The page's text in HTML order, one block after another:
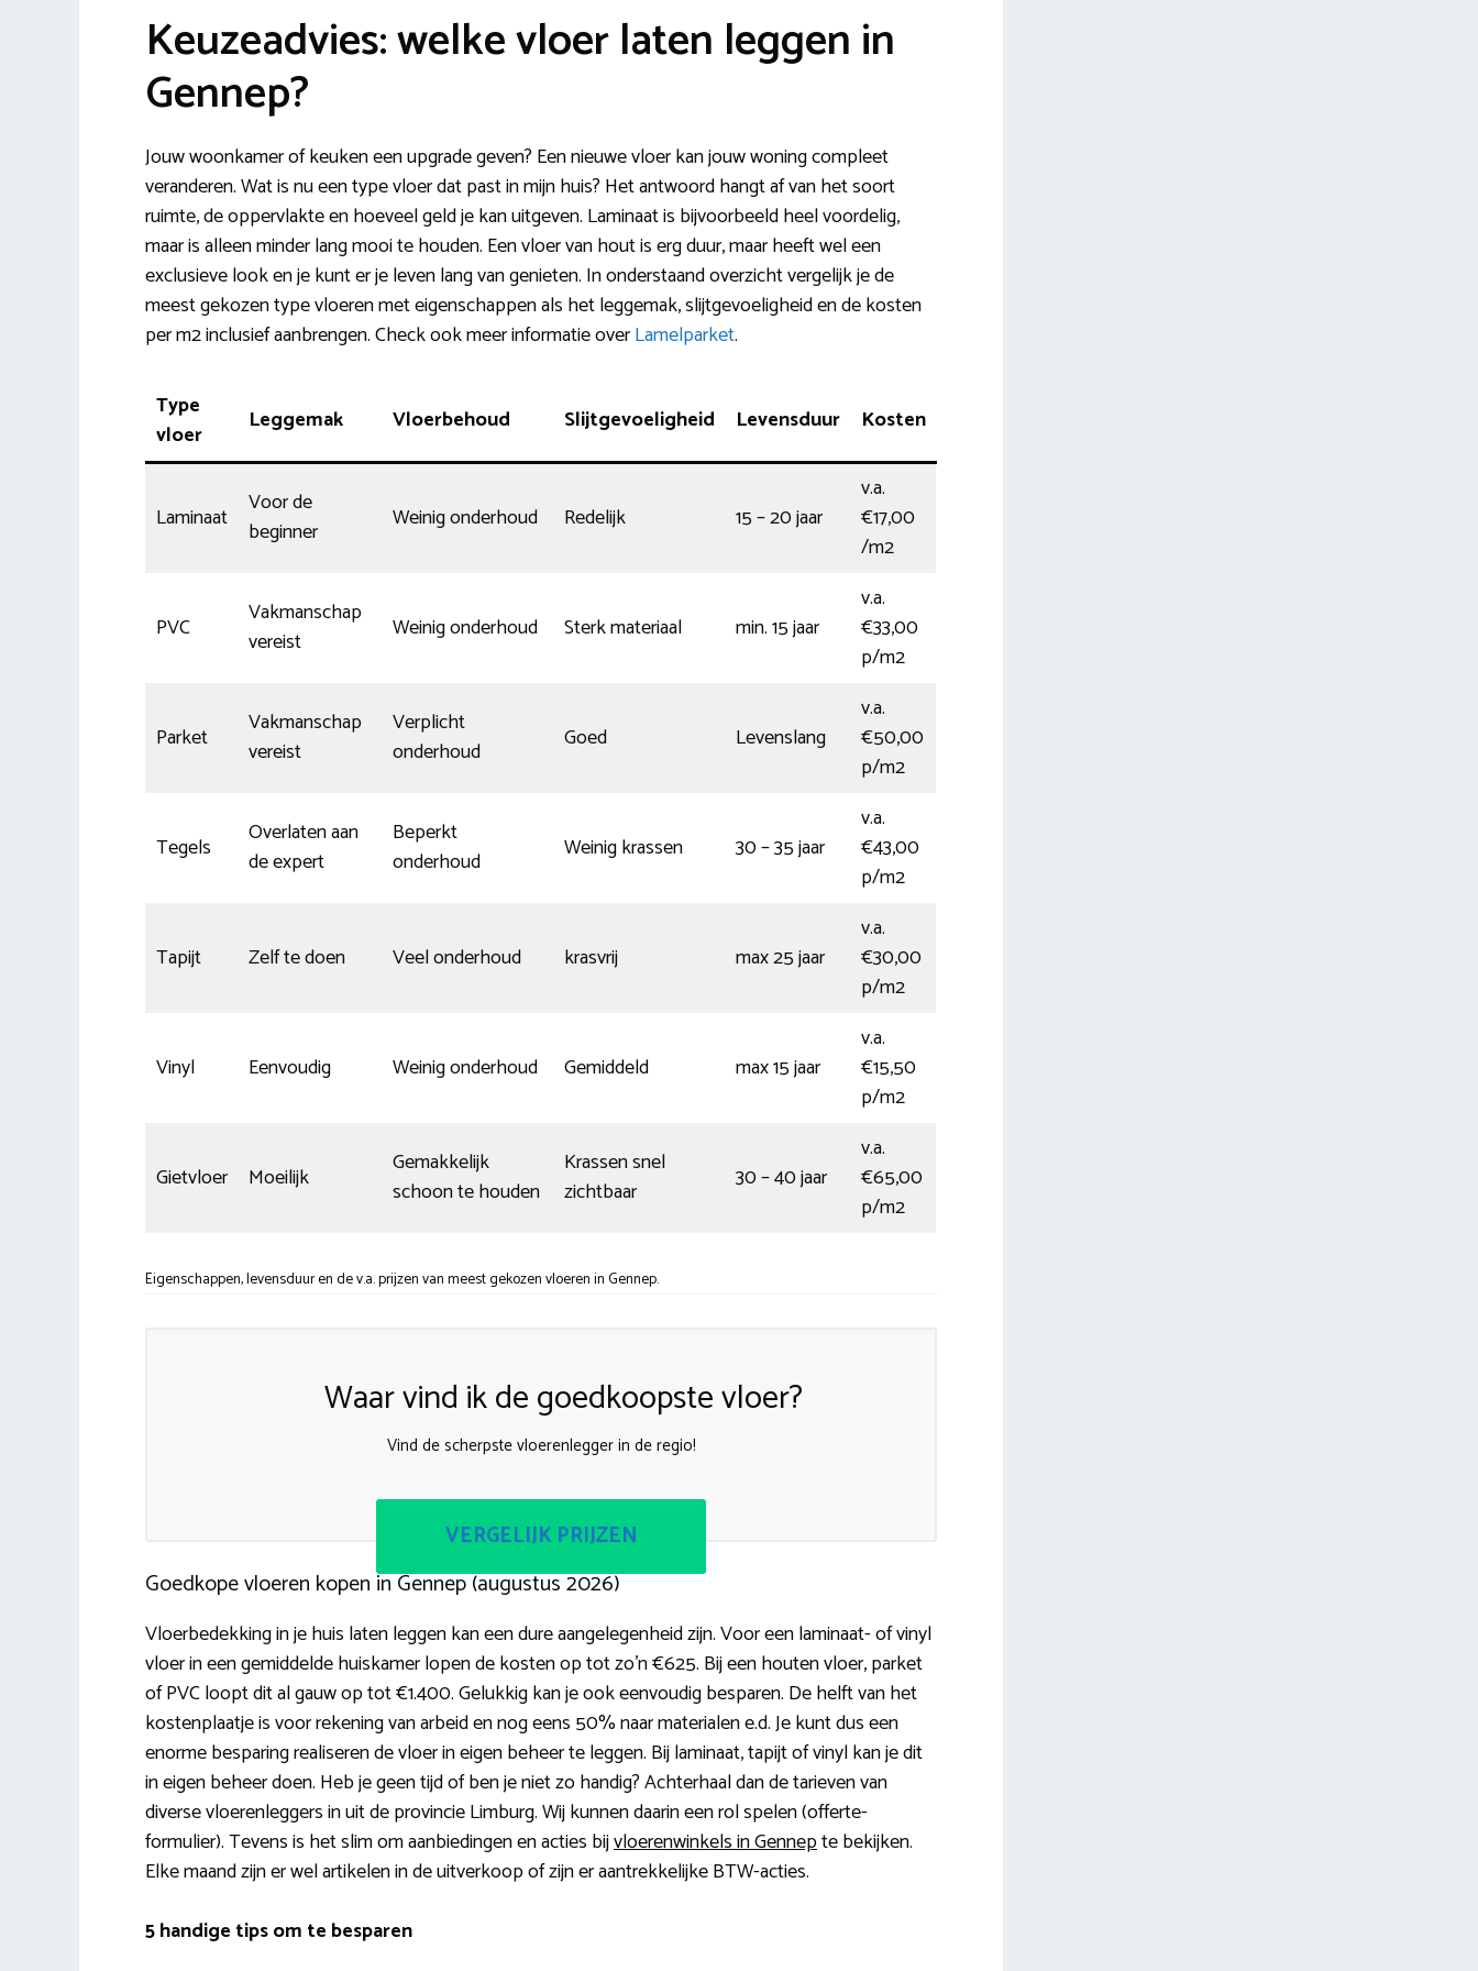
Keuzeadvies: welke vloer laten leggen in
Gennep?
Jouw woonkamer of keuken een upgrade geven? Een nieuwe vloer kan jouw woning compleet
veranderen. Wat is nu een type vloer dat past in mijn huis? Het antwoord hangt af van het soort
ruimte, de oppervlakte en hoeveel geld je kan uitgeven. Laminaat is bijvoorbeeld heel voordelig,
maar is alleen minder lang mooi te houden. Een vloer van hout is erg duur, maar heeft wel een
exclusieve look en je kunt er je leven lang van genieten. In onderstaand overzicht vergelijk je de
meest gekozen type vloeren met eigenschappen als het leggemak, slijtgevoeligheid en de kosten
per m2 inclusief aanbrengen. Check ook meer informatie overLamelparket.
Type
vloer
Leggemak Vloerbehoud Slijtgevoeligheid Levensduur Kosten
Laminaat
Voor de
beginner
Weinig onderhoud Redelijk 15 – 20 jaar
v.a.
€17,00
/m2
PVC
Vakmanschap
vereist
Weinig onderhoud Sterk materiaal min. 15 jaar
v.a.
€33,00
p/m2
Parket
Vakmanschap
vereist
Verplicht
onderhoud
Goed Levenslang
v.a.
€50,00
p/m2
Tegels
Overlaten aan
de expert
Beperkt
onderhoud
Weinig krassen 30 – 35 jaar
v.a.
€43,00
p/m2
Tapijt Zelf te doen Veel onderhoud krasvrij max 25 jaar
v.a.
€30,00
p/m2
Vinyl Eenvoudig Weinig onderhoud Gemiddeld max 15 jaar
v.a.
€15,50
p/m2
Gietvloer Moeilijk
Gemakkelijk
schoon te houden
Krassen snel
zichtbaar
30 – 40 jaar
v.a.
€65,00
p/m2
Eigenschappen, levensduur en de v.a. prijzen van meest gekozen vloeren in Gennep.
Waar vind ik de goedkoopste vloer?
Vind de scherpste vloerenlegger in de regio!
VERGELIJK PRIJZEN
Goedkope vloeren kopen in Gennep (augustus 2026)
Vloerbedekking in je huis laten leggen kan een dure aangelegenheid zijn. Voor een laminaat- of vinyl
vloer in een gemiddelde huiskamer lopen de kosten op tot zo’n €625. Bij een houten vloer, parket
of PVC loopt dit al gauw op tot €1.400. Gelukkig kan je ook eenvoudig besparen. De helft van het
kostenplaatje is voor rekening van arbeid en nog eens 50% naar materialen e.d. Je kunt dus een
enorme besparing realiseren de vloer in eigen beheer te leggen. Bij laminaat, tapijt of vinyl kan je dit
in eigen beheer doen. Heb je geen tijd of ben je niet zo handig? Achterhaal dan de tarieven van
diverse vloerenleggers in uit de provincie Limburg. Wij kunnen daarin een rol spelen (offerte-
formulier). Tevens is het slim om aanbiedingen en acties bijvloerenwinkels in Gennepte bekijken.
Elke maand zijn er wel artikelen in de uitverkoop of zijn er aantrekkelijke BTW-acties.
5 handige tips om te besparen